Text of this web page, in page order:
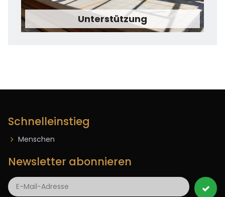
Unterstützung
Schnelleinstieg
Menschen
Newsletter abonnieren
